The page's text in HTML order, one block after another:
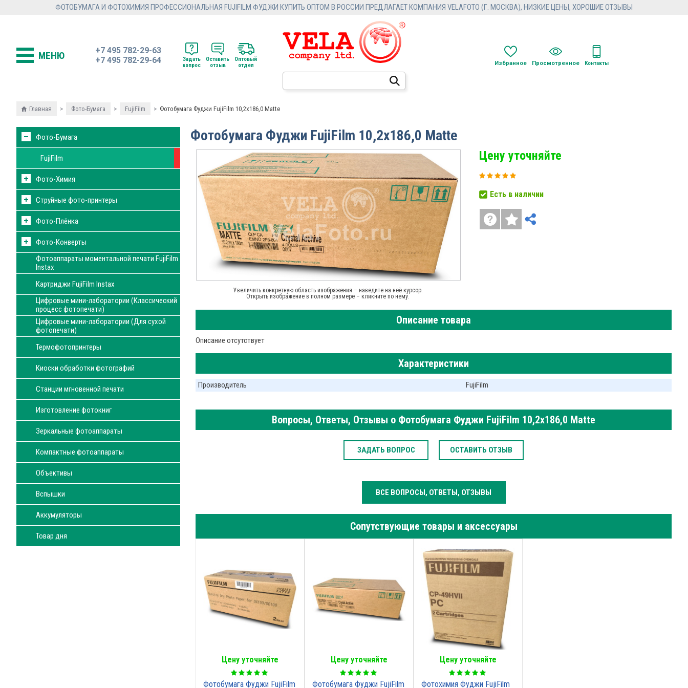
ФОТОБУМАГА И ФОТОХИМИЯ ПРОФЕССИОНАЛЬНАЯ FUJIFILM ФУДЖИ КУПИТЬ ОПТОМ В РОССИИ ПРЕДЛАГАЕТ КОМПАНИЯ VELAFOTO (Г. МОСКВА), НИЗКИЕ ЦЕНЫ, ХОРОШИЕ ОТЗЫВЫ
МЕНЮ
+7 495 782-29-63
+7 495 782-29-64
Задать
вопрос
Оставить
отзыв
Оптовый
отдел
Избранное Просмотренное Контакты
Главная > Фото-Бумага > FujiFilm > Фотобумага Фуджи FujiFilm 10,2х186,0 Matte
Фото-Бумага
FujiFilm
Фото-Химия
Струйные фото-принтеры
Фото-Плёнка
Фото-Конверты
Фотоаппараты моментальной печати FujiFilm
Instax
Картриджи FujiFilm Instax
Цифровые мини-лаборатории (Классический
процесс фотопечати)
Цифровые мини-лаборатории (Для сухой
фотопечати)
Термофотопринтеры
Киоски обработки фотографий
Станции мгновенной печати
Изготовление фотокниг
Зеркальные фотоаппараты
Компактные фотоаппараты
Объективы
Вспышки
Аккумуляторы
Товар дня
Фотобумага Фуджи FujiFilm 10,2х186,0 Matte
Увеличить конкретную область изображения – наведите на неё курсор.
Открыть изображение в полном размере – кликните по нему.
Цену уточняйте
Есть в наличии
Описание товара
Описание отсутствует
Характеристики
Производитель FujiFilm
Вопросы, Ответы, Отзывы о Фотобумага Фуджи FujiFilm 10,2х186,0 Matte
ЗАДАТЬ ВОПРОС ОСТАВИТЬ ОТЗЫВ
ВСЕ ВОПРОСЫ, ОТВЕТЫ, ОТЗЫВЫ
Сопутствующие товары и аксессуары
Цену уточняйте
Фотобумага Фуджи FujiFilm
Цену уточняйте
Фотобумага Фуджи FujiFilm
Цену уточняйте
Фотохимия Фуджи FujiFilm